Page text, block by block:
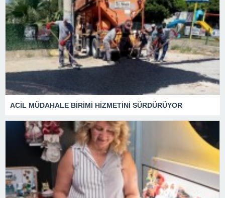
ACİL MÜDAHALE BİRİMİ HİZMETİNİ SÜRDÜRÜYOR